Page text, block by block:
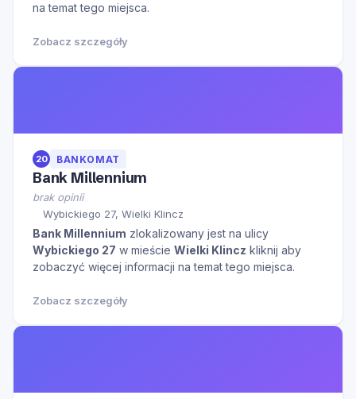
na temat tego miejsca.
Zobacz szczegóły
20 BANKOMAT
Bank Millennium
brak opinii
Wybickiego 27, Wielki Klincz
Bank Millennium zlokalizowany jest na ulicy
Wybickiego 27 w mieście Wielki Klincz kliknij aby
zobaczyć więcej informacji na temat tego miejsca.
Zobacz szczegóły